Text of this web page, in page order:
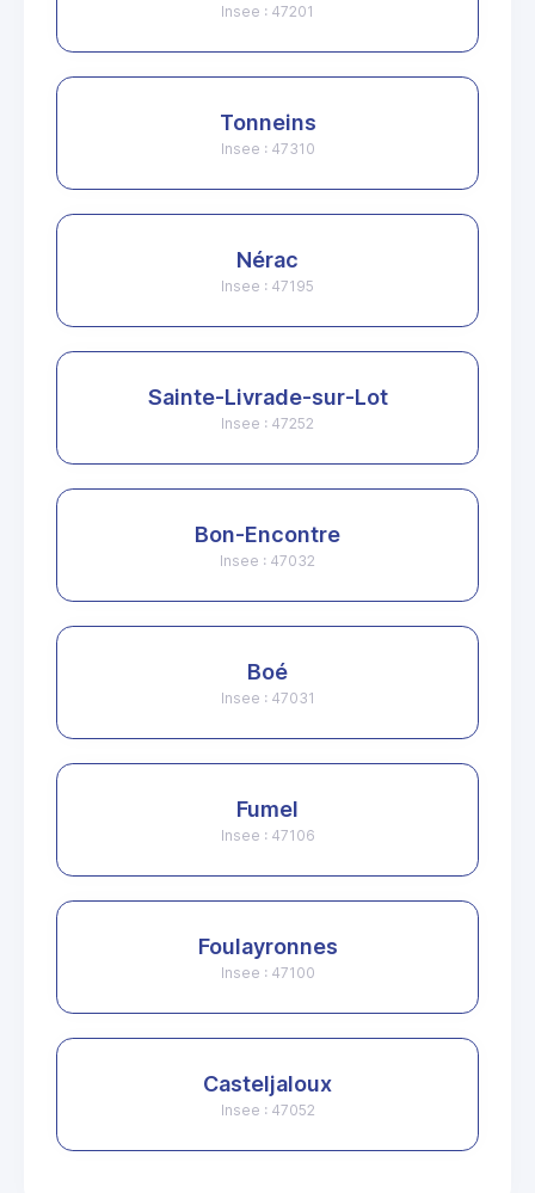
Insee : 47201
Tonneins
Insee : 47310
Nérac
Insee : 47195
Sainte-Livrade-sur-Lot
Insee : 47252
Bon-Encontre
Insee : 47032
Boé
Insee : 47031
Fumel
Insee : 47106
Foulayronnes
Insee : 47100
Casteljaloux
Insee : 47052